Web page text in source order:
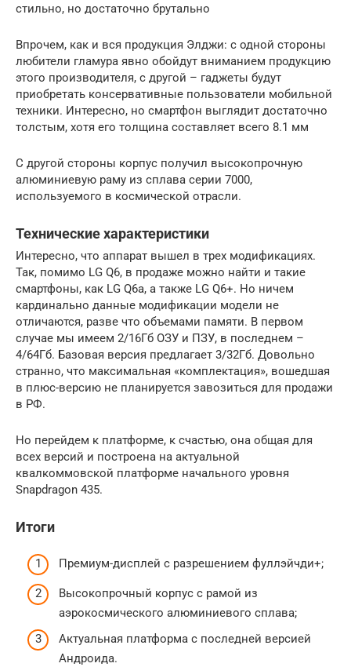
стильно, но достаточно брутально
Впрочем, как и вся продукция Элджи: с одной стороны
любители гламура явно обойдут вниманием продукцию
этого производителя, с другой – гаджеты будут
приобретать консервативные пользователи мобильной
техники. Интересно, но смартфон выглядит достаточно
толстым, хотя его толщина составляет всего 8.1 мм
С другой стороны корпус получил высокопрочную
алюминиевую раму из сплава серии 7000,
используемого в космической отрасли.
Технические характеристики
Интересно, что аппарат вышел в трех модификациях.
Так, помимо LG Q6, в продаже можно найти и такие
смартфоны, как LG Q6a, а также LG Q6+. Но ничем
кардинально данные модификации модели не
отличаются, разве что объемами памяти. В первом
случае мы имеем 2/16Гб ОЗУ и ПЗУ, в последнем –
4/64Гб. Базовая версия предлагает 3/32Гб. Довольно
странно, что максимальная «комплектация», вошедшая
в плюс-версию не планируется завозиться для продажи
в РФ.
Но перейдем к платформе, к счастью, она общая для
всех версий и построена на актуальной
квалкоммовской платформе начального уровня
Snapdragon 435.
Итоги
Премиум-дисплей с разрешением фуллэйчди+;
Высокопрочный корпус с рамой из
аэрокосмического алюминиевого сплава;
Актуальная платформа с последней версией
Андроида.